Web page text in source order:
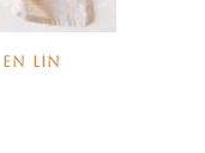
EN LIN